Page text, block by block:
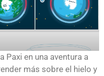
Paxi en una aventura a
más sobre el hielo y